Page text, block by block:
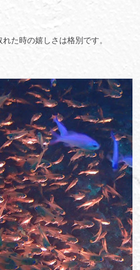
た時の嬉しさは格別です。